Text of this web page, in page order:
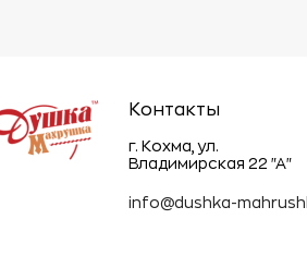
Контакты
г. Кохма, ул.
Владимирская 22 "А"
info@dushka-